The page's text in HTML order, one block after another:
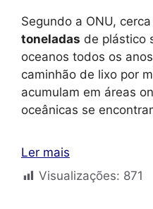
Segundo a ONU,
toneladas de plástico
oceanos todos os
caminhão de lixo por
acumulam em áreas
oceânicas se
Ler mais
Visualizações: 871